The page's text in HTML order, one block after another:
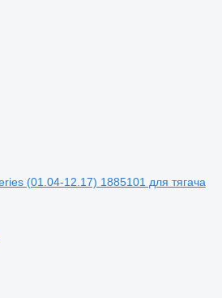
(01.04-12.17) 1885101 для тягача